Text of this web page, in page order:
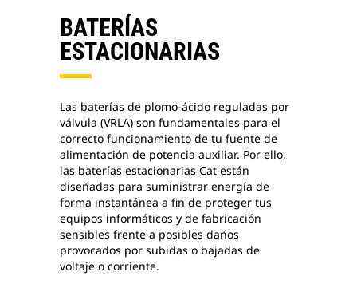
BATERÍAS
ESTACIONARIAS
Las baterías de plomo-ácido reguladas por
válvula (VRLA) son fundamentales para el
correcto funcionamiento de tu fuente de
alimentación de potencia auxiliar. Por ello,
las baterías estacionarias Cat están
diseñadas para suministrar energía de
forma instantánea a fin de proteger tus
equipos informáticos y de fabricación
sensibles frente a posibles daños
provocados por subidas o bajadas de
voltaje o corriente.